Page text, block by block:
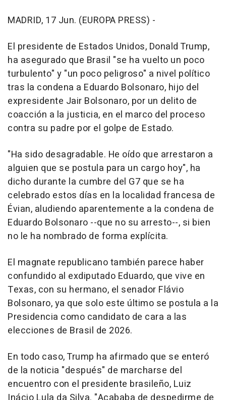
MADRID, 17 Jun. (EUROPA PRESS) -
El presidente de Estados Unidos, Donald Trump,
ha asegurado que Brasil "se ha vuelto un poco
turbulento" y "un poco peligroso" a nivel político
tras la condena a Eduardo Bolsonaro, hijo del
expresidente Jair Bolsonaro, por un delito de
coacción a la justicia, en el marco del proceso
contra su padre por el golpe de Estado.
"Ha sido desagradable. He oído que arrestaron a
alguien que se postula para un cargo hoy", ha
dicho durante la cumbre del G7 que se ha
celebrado estos días en la localidad francesa de
Évian, aludiendo aparentemente a la condena de
Eduardo Bolsonaro --que no su arresto--, si bien
no le ha nombrado de forma explícita.
El magnate republicano también parece haber
confundido al exdiputado Eduardo, que vive en
Texas, con su hermano, el senador Flávio
Bolsonaro, ya que solo este último se postula a la
Presidencia como candidato de cara a las
elecciones de Brasil de 2026.
En todo caso, Trump ha afirmado que se enteró
de la noticia "después" de marcharse del
encuentro con el presidente brasileño, Luiz